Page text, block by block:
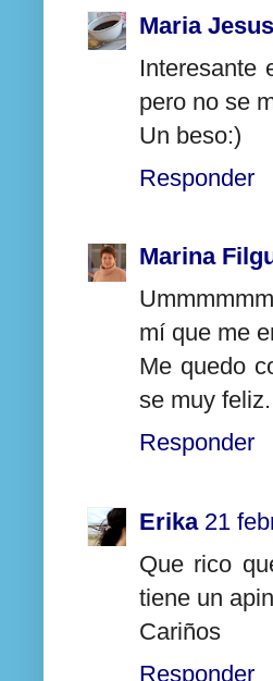
Maria Jesus
Interesante
pero no se
Un beso:)
Responder
Marina
mí que me
Me quedo
se muy feliz.
Responder
Erika 21
Que rico
tiene un
Cariños
Responder